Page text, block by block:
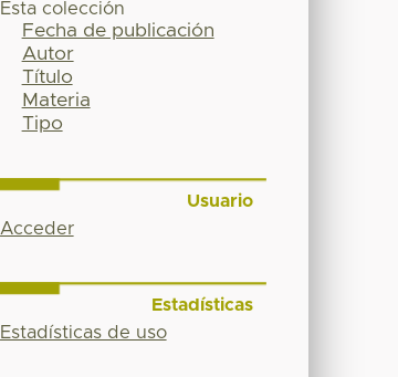
Esta colección
Fecha de publicación
Autor
Título
Materia
Tipo
Usuario
Acceder
Estadísticas
Estadísticas de uso